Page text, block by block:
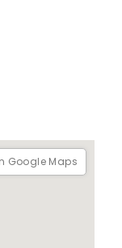
orillas del río.
Google Maps